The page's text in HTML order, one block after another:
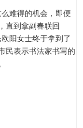
难得的机会，即便
直到拿副春联回
阳女士终于拿到了
民表示书法家书写的